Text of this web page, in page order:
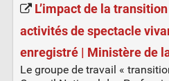
L’impact de la
activités de spectacle
enregistré | Ministère de
Le groupe de travail «